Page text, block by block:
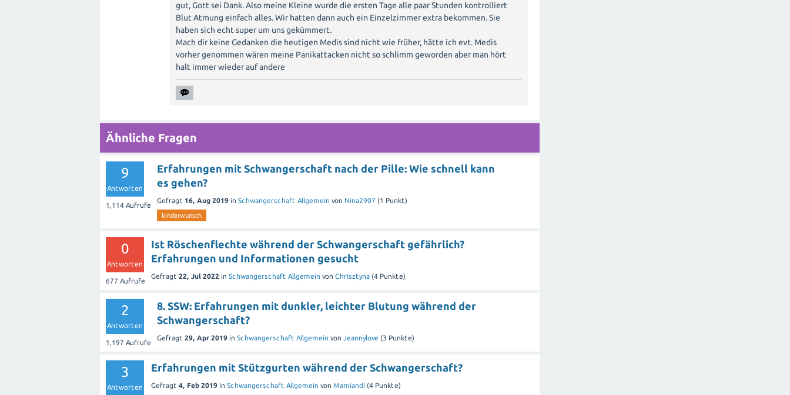
gut, Gott sei Dank. Also meine Kleine wurde die ersten Tage alle paar Stunden kontrolliert
Blut Atmung einfach alles. Wir hatten dann auch ein Einzelzimmer extra bekommen. Sie
haben sich echt super um uns gekümmert.
Mach dir keine Gedanken die heutigen Medis sind nicht wie früher, hätte ich evt. Medis
vorher genommen wären meine Panikattacken nicht so schlimm geworden aber man hört
halt immer wieder auf andere
Ähnliche Fragen
9
Antworten
1,114 Aufrufe
Erfahrungen mit Schwangerschaft nach der Pille: Wie schnell kann
es gehen?
Gefragt 16, Aug 2019 in Schwangerschaft Allgemein von Nina2907 (1 Punkt)
kinderwunsch
0
Antworten
677 Aufrufe
Ist Röschenflechte während der Schwangerschaft gefährlich?
Erfahrungen und Informationen gesucht
Gefragt 22, Jul 2022 in Schwangerschaft Allgemein von Chrisztyna (4 Punkte)
2
Antworten
1,197 Aufrufe
8. SSW: Erfahrungen mit dunkler, leichter Blutung während der
Schwangerschaft?
Gefragt 29, Apr 2019 in Schwangerschaft Allgemein von Jeannylove (3 Punkte)
3
Antworten
Erfahrungen mit Stützgurten während der Schwangerschaft?
Gefragt 4, Feb 2019 in Schwangerschaft Allgemein von Mamiandi (4 Punkte)